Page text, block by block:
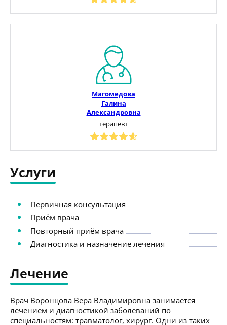
Магомедова
Галина
Александровна
терапевт
Услуги
Первичная консультация
Приём врача
Повторный приём врача
Диагностика и назначение лечения
Лечение
Врач Воронцова Вера Владимировна занимается
лечением и диагностикой заболеваний по
специальностям: травматолог, хирург. Одни из таких